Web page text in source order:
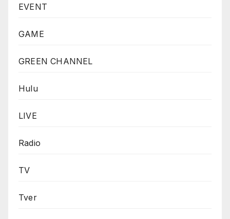
EVENT
GAME
GREEN CHANNEL
Hulu
LIVE
Radio
TV
Tver